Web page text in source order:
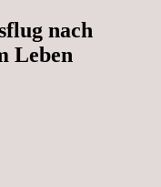
nach
Leben